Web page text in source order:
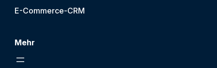
E-Commerce-CRM
Mehr